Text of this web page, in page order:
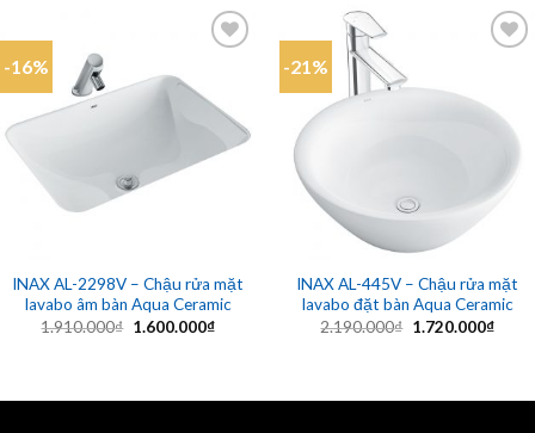
-16%
Add to
wishlist
INAX AL-2298V – Chậu rửa mặt
lavabo âm bàn Aqua Ceramic
1.910.000₫ Giá
1.600.000₫Giá
-21%
Add to
wishlist
INAX AL-445V – Chậu rửa mặt
lavabo đặt bàn Aqua Ceramic
2.190.000₫ Giá
1.720.000₫Giá